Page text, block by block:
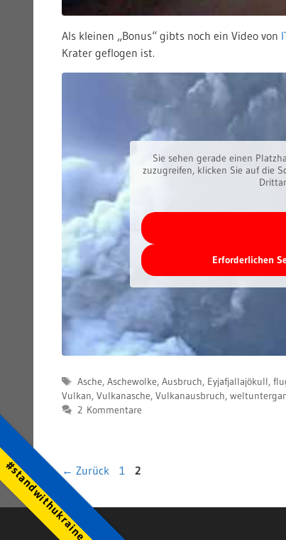
#standwithukraine
Als kleinen „Bonus“ gibts noch ein Video von
Krater geflogen ist.
Sie sehen gerade einen
zuzugreifen, klicken Sie auf die
Erforderlichen
Schlagwörter
Asche, Aschewolke, Ausbruch, Eyjafjallajökull,
Vulkan, Vulkanasche, Vulkanausbruch,
2 Kommentare
← Zurück Seite
1 Seite
2